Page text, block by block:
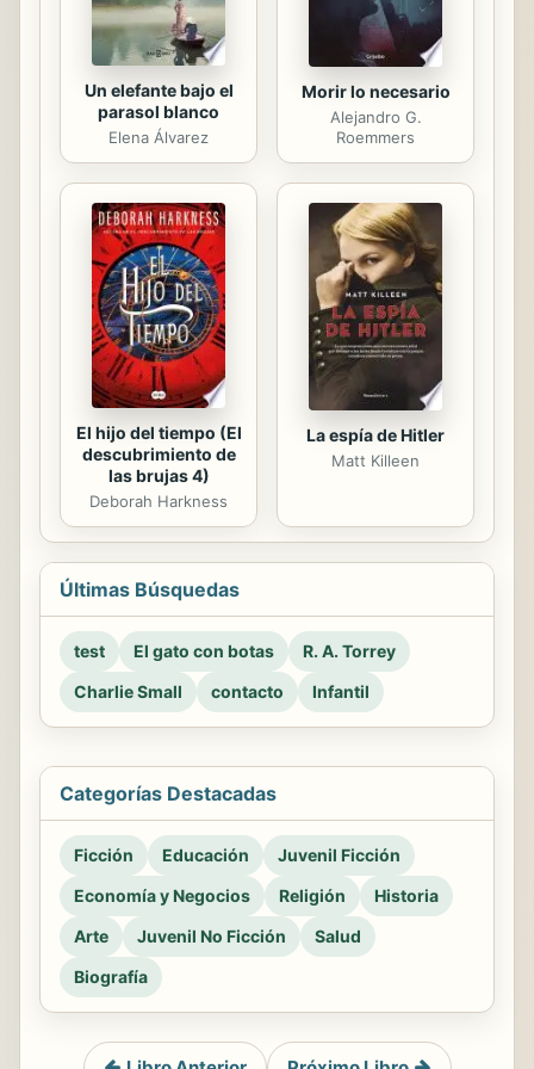
Un elefante bajo el
parasol blanco
Elena Álvarez
Morir lo necesario
Alejandro G.
Roemmers
El hijo del tiempo (El
descubrimiento de
las brujas 4)
Deborah Harkness
La espía de Hitler
Matt Killeen
Últimas Búsquedas
test El gato con botas
R. A. Torrey
Charlie Small
contacto Infantil
Categorías Destacadas
Ficción Educación
Juvenil Ficción
Economía y Negocios
Religión
Historia
Arte
Juvenil No Ficción
Salud
Biografía